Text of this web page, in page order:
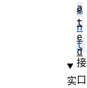
e
n
t
接
口
a
t
e
d
实